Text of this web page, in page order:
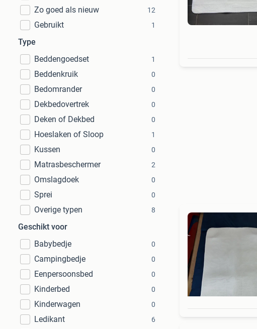
Zo goed als nieuw 12
Gebruikt 1
Type
Beddengoedset
1
Beddenkruik 0
Bedomrander 0
Dekbedovertrek 0
Deken of Dekbed 0
Hoeslaken of Sloop 1
Kussen 0
Matrasbeschermer 2
Omslagdoek 0
Sprei 0
Overige typen 8
Geschikt voor
Babybedje
0
Campingbedje 0
Eenpersoonsbed 0
Kinderbed 0
Kinderwagen 0
Ledikant 6